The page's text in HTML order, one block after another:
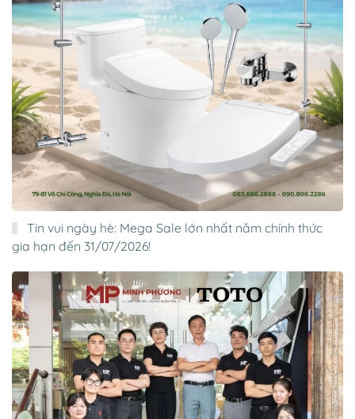
Tin vui ngày hè: Mega Sale lớn nhất năm chính thức
gia hạn đến 31/07/2026!